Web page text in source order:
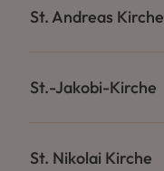
St. Andreas Kirche
St.-Jakobi-Kirche
St. Nikolai Kirche